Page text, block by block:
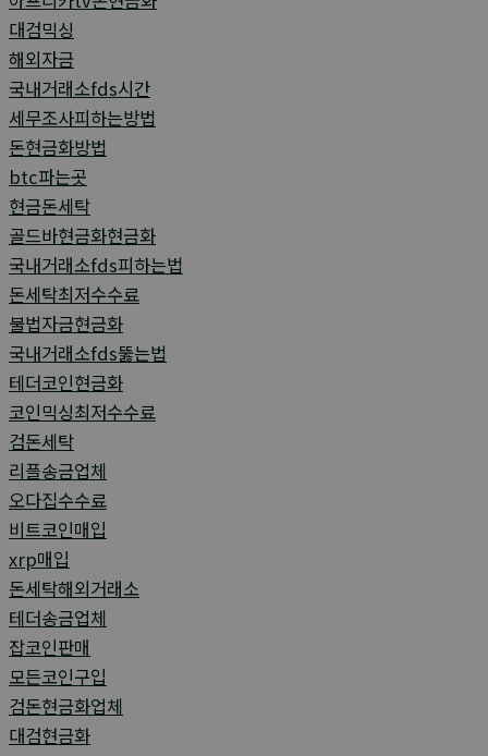
대검믹싱
해외자금
국내거래소fds시간
세무조사피하는방법
돈현금화방법
btc파는곳
현금돈세탁
골드바현금화현금화
국내거래소fds피하는법
돈세탁최저수수료
불법자금현금화
국내거래소fds뚫는법
테더코인현금화
코인믹싱최저수수료
검돈세탁
리플송금업체
오다집수수료
비트코인매입
xrp매입
돈세탁해외거래소
테더송금업체
잡코인판매
모든코인구입
검돈현금화업체
대검현금화